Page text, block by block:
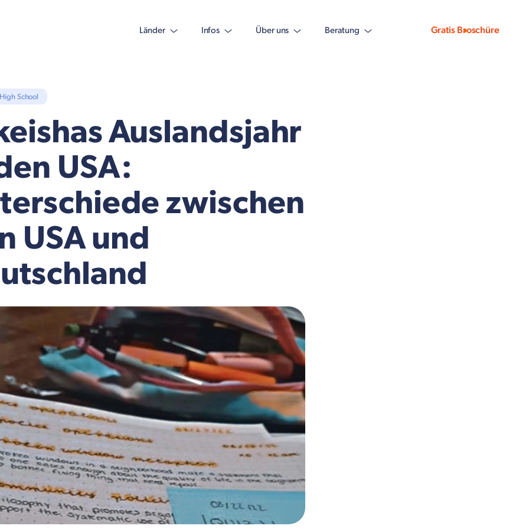
Länder Infos Über uns Beratung Gratis Broschüre
High School
Auslandsjahr
USA:
zwischen
USA und